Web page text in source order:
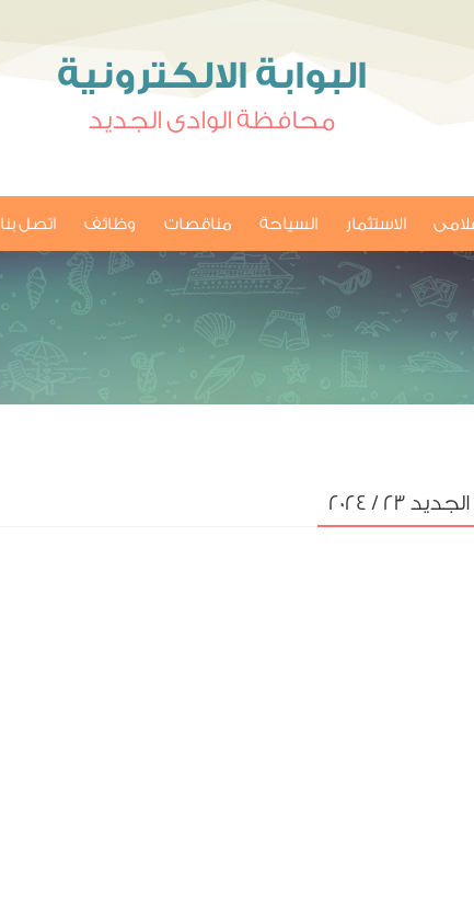
البوابة الالكترونية
محافظة الوادى الجديد
الاستثمار السياحة مناقصات وظائف اتصل بنا
/ 2024